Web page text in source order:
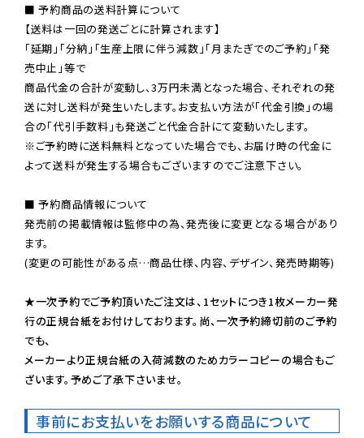
■ 予約商品の送料計算について
【送料は一回の発送ごとに計算されます】
「延期」「分納」「生産上限に伴う減数」「月またぎでのご予約」「発
売中止」等で
商品代金の合計が変動し、3万円未満となった場合、それぞれの発
送に対し送料が発生いたします。お支払い方法が「代金引換」の場
※ご予約時に送料無料となっていた場合でも、お届け時の代金に
よって送料が発生する場合もございますのでご注意下さい。
■ 予約商品情報について
発売前の掲載情報は監修中の為、発売後に変更となる場合があり
ます。
(変更の可能性がある点…商品仕様、内容、デザイン、発売時期等)
★一次予約でご予約頂いたご注文は、1セットにつき1枚メーカー発
行の正規台紙をお付けしております。尚、一次予約締切前のご予約
でも、
メーカーより正規台紙の入荷減数のためカラーコピーの場合もご
ざいます。予めご了承下さいませ。
事前にお支払いをお願いする商品について